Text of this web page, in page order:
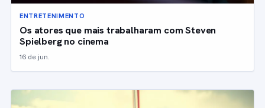
ENTRETENIMENTO
Os atores que mais trabalharam com Steven
Spielberg no cinema
16 de jun.